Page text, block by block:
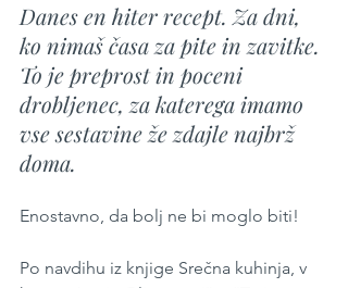
Danes en hiter recept. Za dni,
ko nimaš časa za pite in zavitke.
To je preprost in poceni
drobljenec, za katerega imamo
vse sestavine že zdajle najbrž
doma.
Enostavno, da bolj ne bi moglo biti!
Po navdihu iz knjige Srečna kuhinja, v